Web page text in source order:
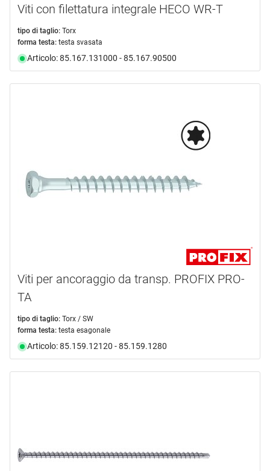
Viti con filettatura integrale HECO WR-T
tipo di taglio: Torx
forma testa: testa svasata
Articolo: 85.167.131000 - 85.167.90500
Viti per ancoraggio da transp. PROFIX PRO-
TA
tipo di taglio: Torx / SW
forma testa: testa esagonale
Articolo: 85.159.12120 - 85.159.1280